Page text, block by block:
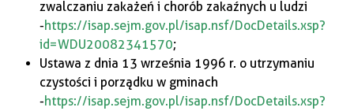
zwalczaniu zakażeń i chorób zakaźnych u ludzi
-https://isap.sejm.gov.pl/isap.nsf/DocDetails.xsp?
id=WDU20082341570;
Ustawa z dnia 13 września 1996 r. o utrzymaniu
czystości i porządku w gminach
-https://isap.sejm.gov.pl/isap.nsf/DocDetails.xsp?